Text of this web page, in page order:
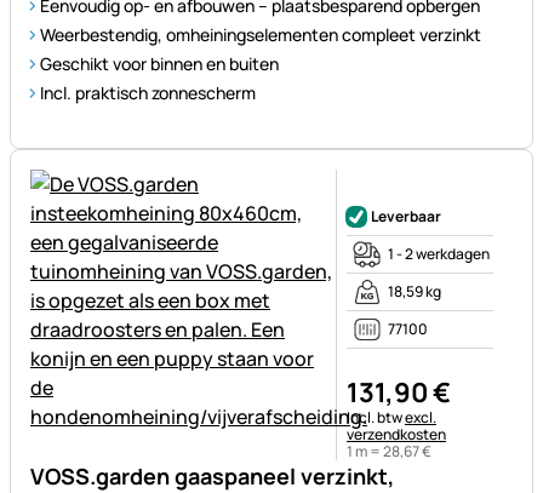
Eenvoudig op- en afbouwen – plaatsbesparend opbergen
Weerbestendig, omheiningselementen compleet verzinkt
Geschikt voor binnen en buiten
Incl. praktisch zonnescherm
VOSS.garden gaaspaneel verzinkt,
Leverbaar
1 - 2 werkdagen
18,59 kg
77100
131,90€
Belastinginformatie:
Incl. btwexcl.
verzendkosten
1 m =28,67€